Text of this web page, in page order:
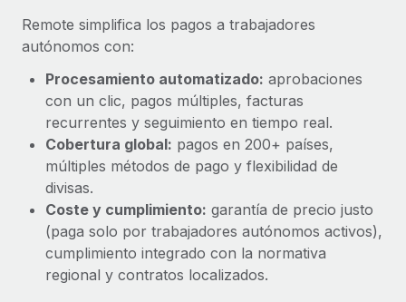
Remote simplifica los pagos a trabajadores
autónomos con:
Procesamiento automatizado: aprobaciones
con un clic, pagos múltiples, facturas
recurrentes y seguimiento en tiempo real.
Cobertura global: pagos en 200+ países,
múltiples métodos de pago y flexibilidad de
divisas.
Coste y cumplimiento: garantía de precio justo
(paga solo por trabajadores autónomos activos),
cumplimiento integrado con la normativa
regional y contratos localizados.